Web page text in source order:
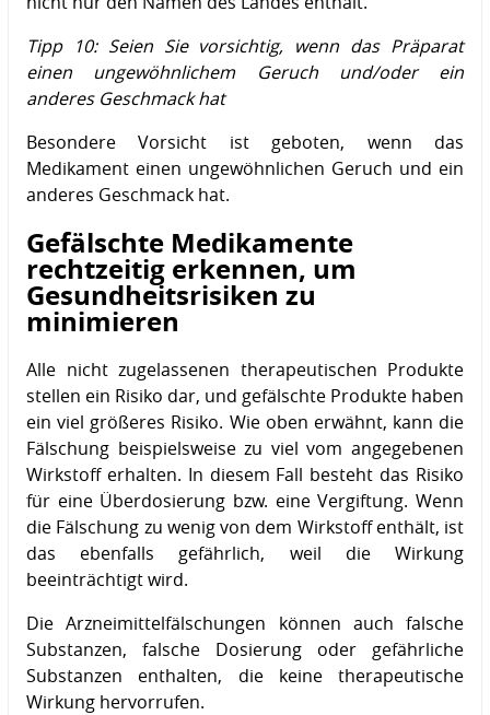
Tipp 10: Seien Sie vorsichtig, wenn das Präparat
einen ungewöhnlichem Geruch und/oder ein
anderes Geschmack hat
Besondere Vorsicht ist geboten, wenn das
Medikament einen ungewöhnlichen Geruch und ein
anderes Geschmack hat.
Gefälschte Medikamente
rechtzeitig erkennen, um
Gesundheitsrisiken zu
minimieren
Alle nicht zugelassenen therapeutischen Produkte
stellen ein Risiko dar, und gefälschte Produkte haben
ein viel größeres Risiko. Wie oben erwähnt, kann die
Fälschung beispielsweise zu viel vom angegebenen
Wirkstoff erhalten. In diesem Fall besteht das Risiko
für eine Überdosierung bzw. eine Vergiftung. Wenn
die Fälschung zu wenig von dem Wirkstoff enthält, ist
das ebenfalls gefährlich, weil die Wirkung
beeinträchtigt wird.
Die Arzneimittelfälschungen können auch falsche
Substanzen, falsche Dosierung oder gefährliche
Substanzen enthalten, die keine therapeutische
Wirkung hervorrufen.